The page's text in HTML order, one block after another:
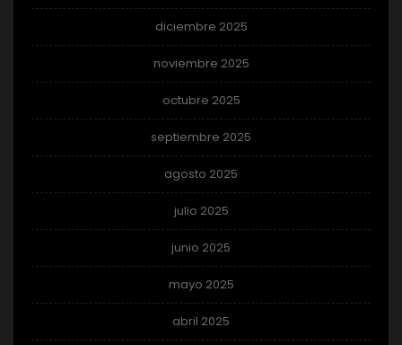
diciembre 2025
noviembre 2025
octubre 2025
septiembre 2025
agosto 2025
julio 2025
junio 2025
mayo 2025
abril 2025